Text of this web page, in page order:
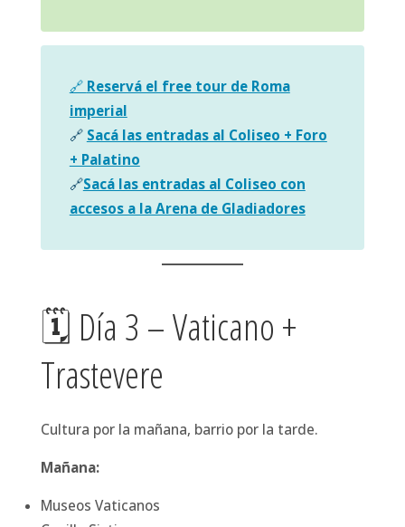
🔗 Reservá el free tour de Roma
imperial
🔗 Sacá las entradas al Coliseo + Foro
+ Palatino
🔗Sacá las entradas al Coliseo con
accesos a la Arena de Gladiadores
🗓 Día 3 – Vaticano +
Trastevere
Cultura por la mañana, barrio por la tarde.
Mañana:
Museos Vaticanos